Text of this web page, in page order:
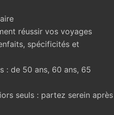
réussir vos voyages
spécificités et
: de 50 ans, 60 ans, 65
seuls : partez serein après